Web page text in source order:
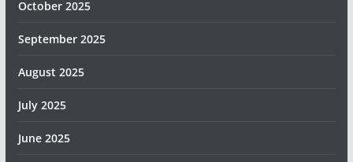
October 2025
September 2025
August 2025
July 2025
June 2025